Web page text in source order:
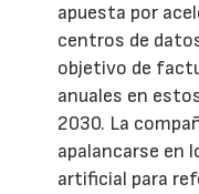
apuesta por
centros de
objetivo de
anuales en
2030. La
apalancarse en
artificial para